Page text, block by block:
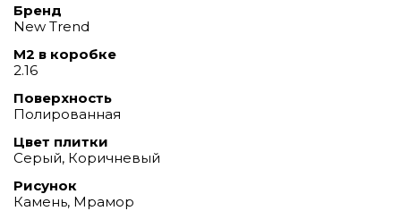
Бренд
New Trend
М2 в коробке
2.16
Поверхность
Полированная
Цвет плитки
Серый, Коричневый
Рисунок
Камень, Мрамор